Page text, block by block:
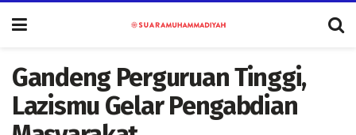
Gandeng Perguruan Tinggi,
Lazismu Gelar Pengabdian